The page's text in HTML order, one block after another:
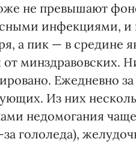
не превышают
инфекциями, и
а пик — в средине
от минздравовских.
Ежедневно
Из них
недомогания
гололеда),